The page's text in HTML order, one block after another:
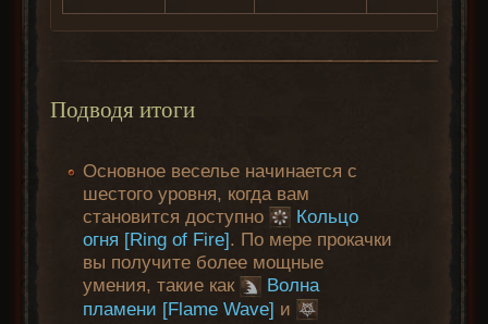
Подводя итоги
Основное веселье начинается с
шестого уровня, когда вам
становится доступно
Кольцо
огня [Ring of Fire] . По мере прокачки
вы получите более мощные
умения, такие как
Волна
пламени [Flame Wave] и